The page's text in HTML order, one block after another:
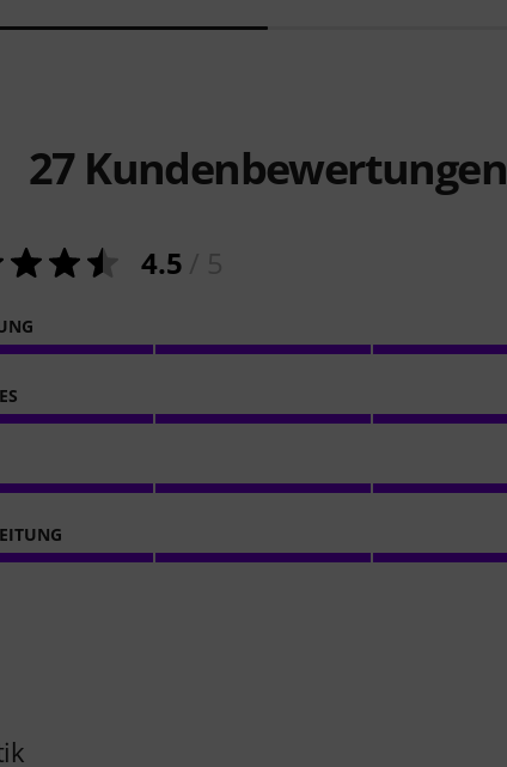
27Kundenbewertungen
4.5